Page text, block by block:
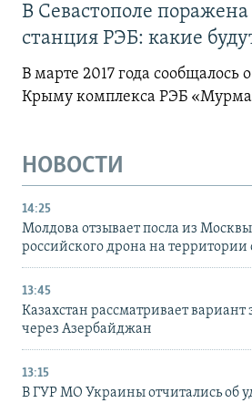
В Севастополе
станция РЭБ: какие
В марте 2017 года сообщалось
Крыму комплекса РЭБ
НОВОСТИ
14:25
Молдова отзывает посла из
российского дрона на территории
13:45
Казахстан рассматривает вариант
через Азербайджан
13:15
В ГУР МО Украины отчитались об